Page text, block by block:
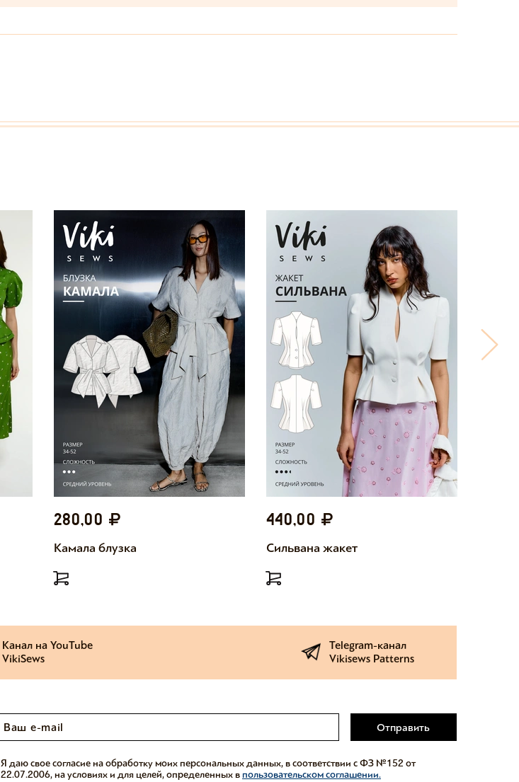
280,00
Камала блузка
440,00
Сильвана жакет
Канал на YouTube
VikiSews
Telegram-канал
Vikisews Patterns
Отправить
Я даю свое согласие на обработку моих персональных данных, в соответствии с ФЗ №152 от
22.07.2006, на условиях и для целей, определенных впользовательском соглашении.